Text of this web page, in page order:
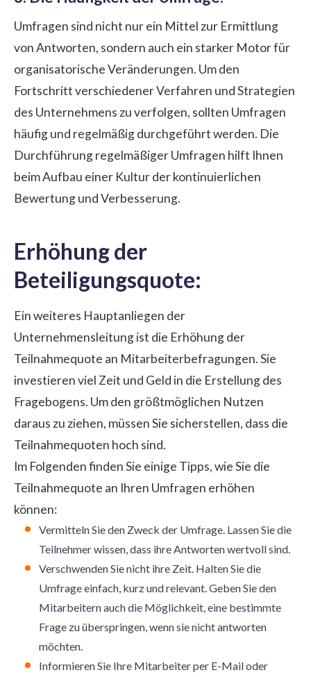
Umfragen sind nicht nur ein Mittel zur Ermittlung
von Antworten, sondern auch ein starker Motor für
organisatorische Veränderungen. Um den
Fortschritt verschiedener Verfahren und Strategien
des Unternehmens zu verfolgen, sollten Umfragen
häufig und regelmäßig durchgeführt werden. Die
Durchführung regelmäßiger Umfragen hilft Ihnen
beim Aufbau einer Kultur der kontinuierlichen
Bewertung und Verbesserung.
Erhöhung der
Beteiligungsquote:
Ein weiteres Hauptanliegen der
Unternehmensleitung ist die Erhöhung der
Teilnahmequote an Mitarbeiterbefragungen. Sie
investieren viel Zeit und Geld in die Erstellung des
Fragebogens. Um den größtmöglichen Nutzen
daraus zu ziehen, müssen Sie sicherstellen, dass die
Teilnahmequoten hoch sind.
Im Folgenden finden Sie einige Tipps, wie Sie die
Teilnahmequote an Ihren Umfragen erhöhen
können:
Vermitteln Sie den Zweck der Umfrage. Lassen Sie die
Teilnehmer wissen, dass ihre Antworten wertvoll sind.
Verschwenden Sie nicht ihre Zeit. Halten Sie die
Umfrage einfach, kurz und relevant. Geben Sie den
Mitarbeitern auch die Möglichkeit, eine bestimmte
Frage zu überspringen, wenn sie nicht antworten
möchten.
Informieren Sie Ihre Mitarbeiter per E-Mail oder